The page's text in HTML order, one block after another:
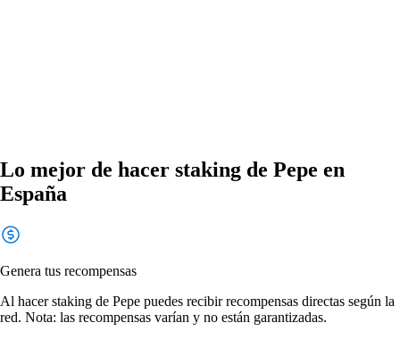
Lo mejor de hacer staking de Pepe en
España
Genera tus recompensas
Al hacer staking de Pepe puedes recibir recompensas directas según la
red. Nota: las recompensas varían y no están garantizadas.